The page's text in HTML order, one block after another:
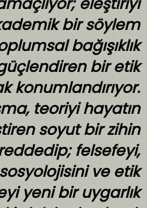
bir söylem
bağışıklık
bir etik
konumlandırıyor.
teoriyi hayatın
soyut bir zihin
felsefeyi,
ve etik
yeni bir uygarlık